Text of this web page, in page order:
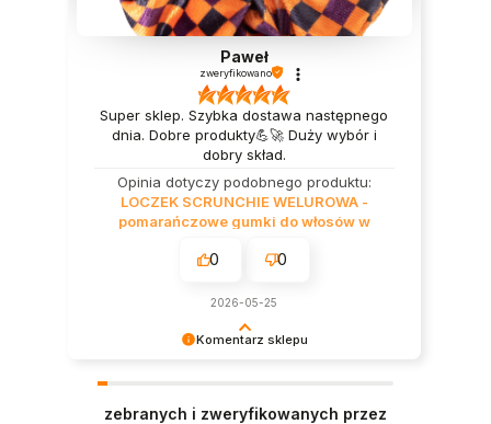
Komentarz sklepu
doświadczeniem. Jesteśmy szczęśliwi, że mamy
Paweł
zweryfikowano
Super sklep. Szybka dostawa następnego
dnia. Dobre produkty💪🚀 Duży wybór i
dobry skład.
Opinia dotyczy podobnego produktu:
LOCZEK SCRUNCHIE WELUROWA -
pomarańczowe gumki do włosów w
0 0
2026-05-25
zebranych i zweryfikowanych przez